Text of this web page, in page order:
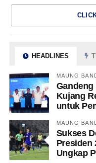
HEADLINES
MAUNG
Kujang
untuk
MAUNG
Sukses
Presiden
Ungkap